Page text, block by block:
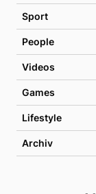
Sport
People
Videos
Games
Lifestyle
Archiv